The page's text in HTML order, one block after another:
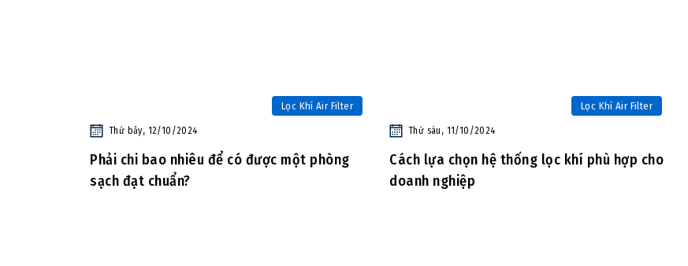
Lọc Khí Air Filter
Thứ bảy, 12/10/2024
Phải chi bao nhiêu để có được một phòng
sạch đạt chuẩn?
Lọc Khí Air Filter
Thứ sáu, 11/10/2024
Cách lựa chọn hệ thống lọc khí phù hợp cho
doanh nghiệp